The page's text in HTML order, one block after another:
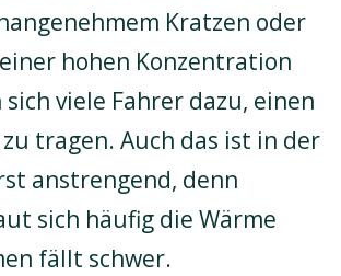
Kratzen oder
hohen Konzentration
viele Fahrer dazu, einen
tragen. Auch das ist in der
anstrengend, denn
sich häufig die Wärme
fällt schwer.